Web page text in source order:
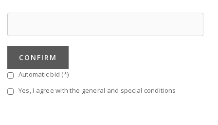
CONFIRM
Automatic bid (*)
Yes, I agree with the general and special conditions